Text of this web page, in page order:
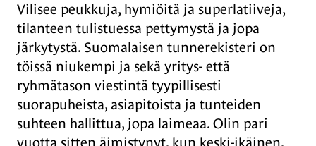
Vilisee peukkuja, hymiöitä ja superlatiiveja,
tilanteen tulistuessa pettymystä ja jopa
järkytystä. Suomalaisen tunnerekisteri on
töissä niukempi ja sekä yritys- että
ryhmätason viestintä tyypillisesti
suorapuheista, asiapitoista ja tunteiden
suhteen hallittua, jopa laimeaa. Olin pari
vuotta sitten äimistynyt, kun keski-ikäinen,